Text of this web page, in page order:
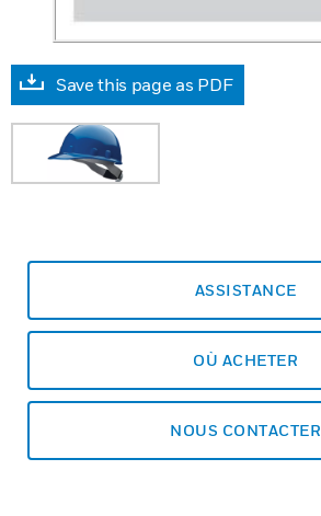
Save this page as PDF
ASSISTANCE
OÙ ACHETER
NOUS CONTACTER